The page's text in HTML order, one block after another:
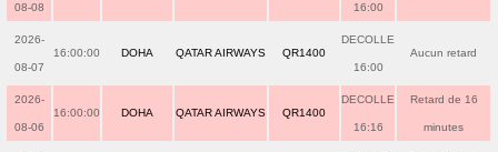
08-08 16:00
2026-
08-07
16:00:00 DOHA QATAR AIRWAYS QR1400
DECOLLE
16:00
Aucun retard
2026-
08-06
16:00:00 DOHA QATAR AIRWAYS QR1400
DECOLLE
16:16
Retard de 16
minutes